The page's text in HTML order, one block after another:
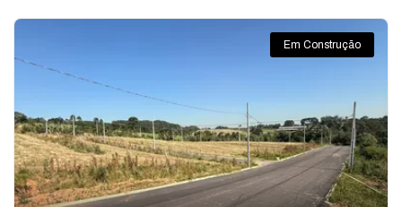
Em Construção